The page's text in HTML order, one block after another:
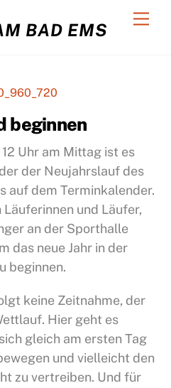
beginnen
Uhr am Mittag ist es
der Neujahrslauf des
auf dem Terminkalender.
und Läufer,
an der Sporthalle
das neue Jahr in der
beginnen.
keine Zeitnahme, der
Hier geht es
gleich am ersten Tag
und vielleicht den
zu vertreiben. Und für
To